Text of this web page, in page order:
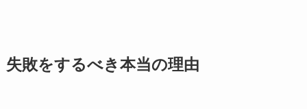
失敗をするべき本当の理由